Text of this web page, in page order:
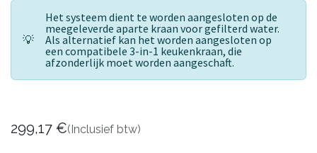
💡
Het systeem dient te worden aangesloten op de
meegeleverde aparte kraan voor gefilterd water.
Als alternatief kan het worden aangesloten op
een compatibele 3-in-1 keukenkraan, die
afzonderlijk moet worden aangeschaft.
299,17 €(Inclusief btw)